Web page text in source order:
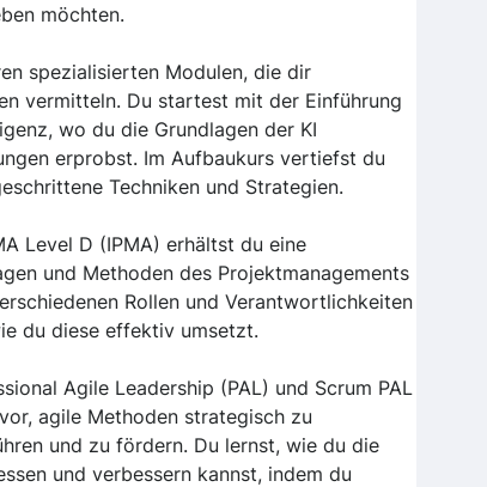
möchten.
spezialisierten Modulen, die dir
vermitteln. Du startest mit der Einführung
wo du die Grundlagen der KI
erprobst. Im Aufbaukurs vertiefst du
Techniken und Strategien.
Level D (IPMA) erhältst du eine
und Methoden des Projektmanagements
Rollen und Verantwortlichkeiten
du diese effektiv umsetzt.
Agile Leadership (PAL) und Scrum PAL
agile Methoden strategisch zu
und zu fördern. Du lernst, wie du die
und verbessern kannst, indem du